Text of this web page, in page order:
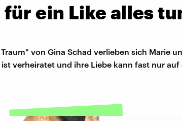
ein Like alles
von Gina Schad verlieben sich Marie
verheiratet und ihre Liebe kann fast nur auf